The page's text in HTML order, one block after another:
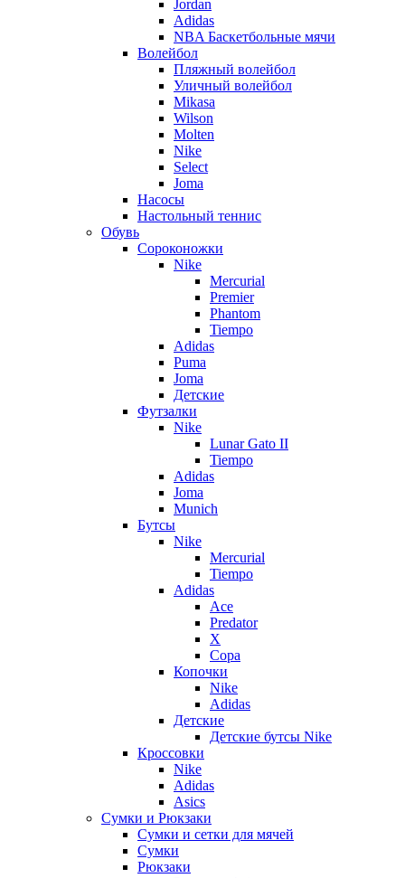
Jordan
Adidas
NBA Баскетбольные мячи
Волейбол
Пляжный волейбол
Уличный волейбол
Mikasa
Wilson
Molten
Nike
Select
Joma
Насосы
Настольный теннис
Обувь
Сороконожки
Nike
Mercurial
Premier
Phantom
Tiempo
Adidas
Puma
Joma
Детские
Футзалки
Nike
Lunar Gato II
Tiempo
Adidas
Joma
Munich
Бутсы
Nike
Mercurial
Tiempo
Adidas
Ace
Predator
X
Copa
Копочки
Nike
Adidas
Детские
Детские бутсы Nike
Кроссовки
Nike
Adidas
Asics
Сумки и Рюкзаки
Сумки и сетки для мячей
Сумки
Рюкзаки